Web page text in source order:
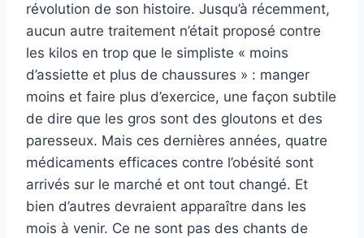
révolution de son histoire. Jusqu’à récemment,
aucun autre traitement n’était proposé contre
les kilos en trop que le simpliste « moins
d’assiette et plus de chaussures » : manger
moins et faire plus d’exercice, une façon subtile
de dire que les gros sont des gloutons et des
paresseux. Mais ces dernières années, quatre
médicaments efficaces contre l’obésité sont
arrivés sur le marché et ont tout changé. Et
bien d’autres devraient apparaître dans les
mois à venir. Ce ne sont pas des chants de